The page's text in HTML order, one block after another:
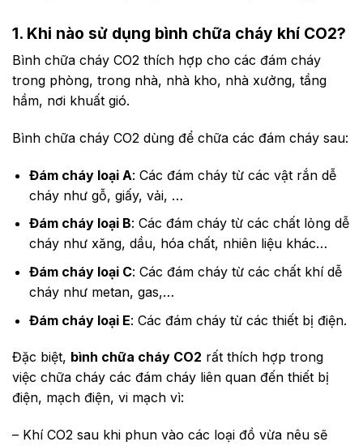
1. Khi nào sử dụng bình chữa cháy khí CO2?
Bình chữa cháy CO2 thích hợp cho các đám cháy
trong phòng, trong nhà, nhà kho, nhà xưởng, tầng
hầm, nơi khuất gió.
Bình chữa cháy CO2 dùng để chữa các đám cháy sau:
Đám cháy loại A: Các đám cháy từ các vật rắn dễ
cháy như gỗ, giấy, vải, …
Đám cháy loại B: Các đám cháy từ các chất lỏng dễ
cháy như xăng, dầu, hóa chất, nhiên liệu khác…
Đám cháy loại C: Các đám cháy từ các chất khí dễ
cháy như metan, gas,…
Đám cháy loại E: Các đám cháy từ các thiết bị điện.
Đặc biệt, bình chữa cháy CO2 rất thích hợp trong
việc chữa cháy các đám cháy liên quan đến thiết bị
điện, mạch điện, vi mạch vì:
– Khí CO2 sau khi phun vào các loại đồ vừa nêu sẽ